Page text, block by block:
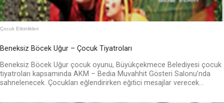
Çocuk Etkinlikleri
Beneksiz Böcek Uğur – Çocuk Tiyatroları
Beneksiz Böcek Uğur çocuk oyunu, Büyükçekmece Belediyesi çocuk
tiyatroları kapsamında AKM – Bedia Muvahhit Gösteri Salonu’nda
sahnelenecek. Çocukları eğlendirirken eğitici mesajlar verecek...